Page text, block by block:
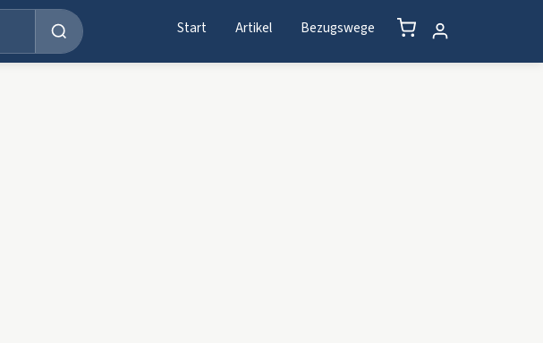
Start Artikel Bezugswege